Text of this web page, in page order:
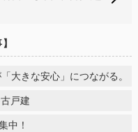
大きな安心」につながる。
戸建
中！